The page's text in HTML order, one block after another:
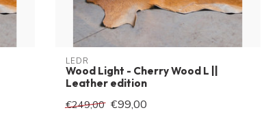
LEDR
Wood Light - Cherry Wood L ||
Leather edition
€249,00 €99,00